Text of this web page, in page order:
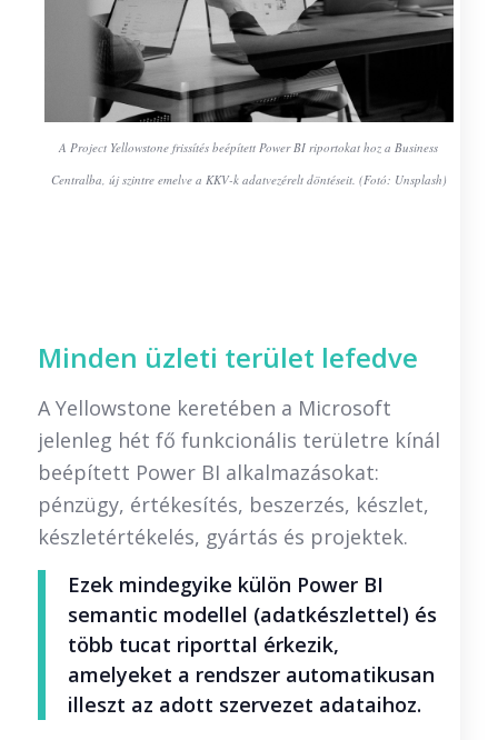
A Project Yellowstone frissítés beépített Power BI riportokat hoz a Business
Centralba, új szintre emelve a KKV-k adatvezérelt döntéseit. (Fotó: Unsplash)
Minden üzleti terület lefedve
A Yellowstone keretében a Microsoft
jelenleg hét fő funkcionális területre kínál
beépített Power BI alkalmazásokat:
pénzügy, értékesítés, beszerzés, készlet,
készletértékelés, gyártás és projektek.
Ezek mindegyike külön Power BI
semantic modellel (adatkészlettel) és
több tucat riporttal érkezik,
amelyeket a rendszer automatikusan
illeszt az adott szervezet adataihoz.